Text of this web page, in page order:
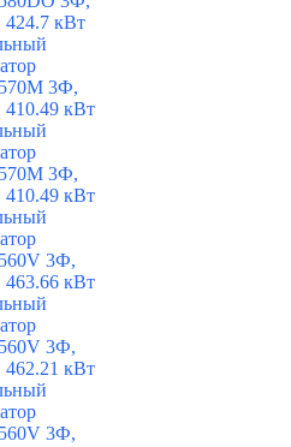
424.7 кВт
3Ф,
410.49 кВт
3Ф,
410.49 кВт
3Ф,
463.66 кВт
3Ф,
462.21 кВт
3Ф,